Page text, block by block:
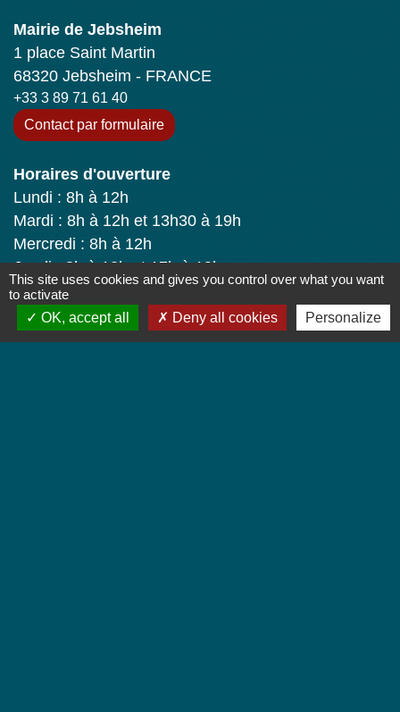
Mairie de Jebsheim
1 place Saint Martin
68320 Jebsheim - FRANCE
+33 3 89 71 61 40
Contact par formulaire
Horaires d'ouverture
Lundi : 8h à 12h
Mardi : 8h à 12h et 13h30 à 19h
Mercredi : 8h à 12h
Jeudi : 8h à 12h et 17h à 19h
Vendredi : 8h à 12h
This site uses cookies and gives you control over what you want
to activate
OK, accept all
Deny all cookies Personalize